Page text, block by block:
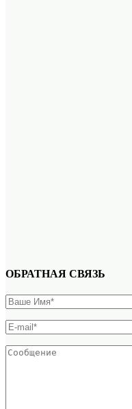
ОБРАТНАЯ СВЯЗЬ